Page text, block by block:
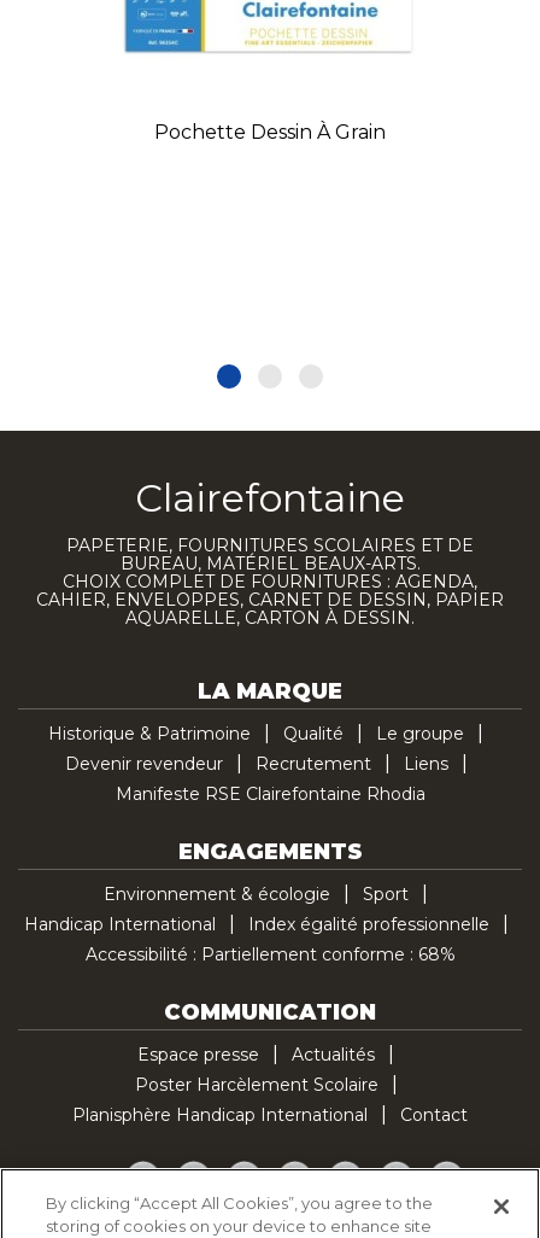
Pochette Dessin À Grain
Clairefontaine
PAPETERIE, FOURNITURES SCOLAIRES ET DE
BUREAU, MATÉRIEL BEAUX-ARTS.
CHOIX COMPLET DE FOURNITURES : AGENDA,
CAHIER, ENVELOPPES, CARNET DE DESSIN, PAPIER
AQUARELLE, CARTON À DESSIN.
LA MARQUE
Historique & Patrimoine Qualité
Le groupe
Devenir revendeur
Recrutement
Liens
Manifeste RSE Clairefontaine Rhodia
ENGAGEMENTS
Environnement & écologie
Sport
Handicap International
Index égalité professionnelle
Accessibilité : Partiellement conforme : 68%
COMMUNICATION
Espace presse
Actualités
Poster Harcèlement Scolaire
Planisphère Handicap International
Contact
Facebook
TwitterYouTubePinterestInstagramLinkedInTikTok
By clicking “Accept All Cookies”, you agree to the
storing of cookies on your device to enhance site